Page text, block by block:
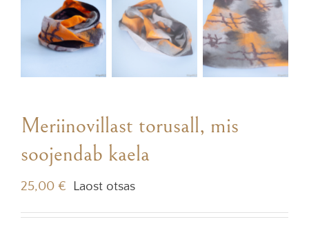
Meriinovillast torusall, mis
soojendab kaela
25,00 € Laost otsas